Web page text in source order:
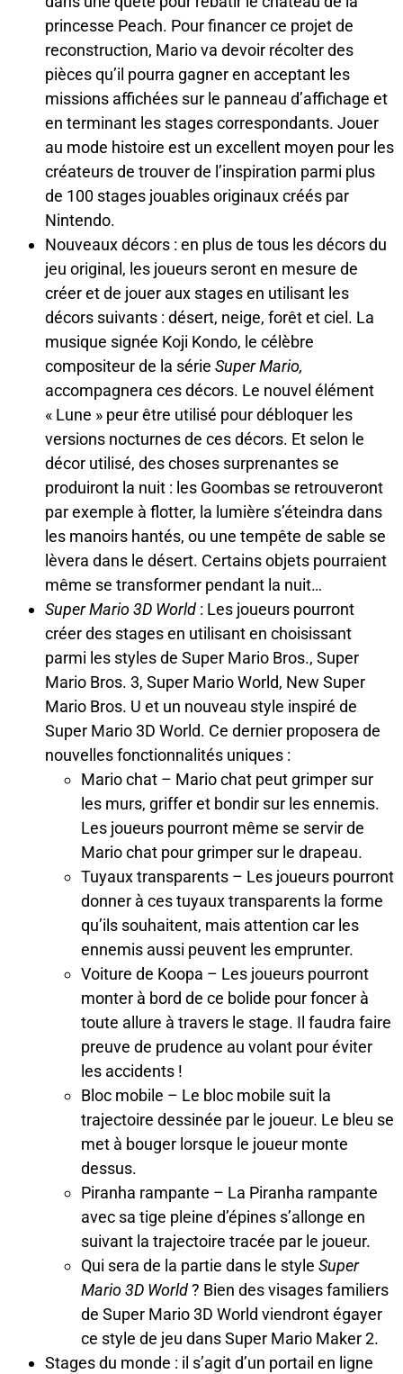
princesse Peach. Pour financer ce projet de
reconstruction, Mario va devoir récolter des
pièces qu’il pourra gagner en acceptant les
missions affichées sur le panneau d’affichage et
en terminant les stages correspondants. Jouer
au mode histoire est un excellent moyen pour les
créateurs de trouver de l’inspiration parmi plus
de 100 stages jouables originaux créés par
Nintendo.
Nouveaux décors : en plus de tous les décors du
jeu original, les joueurs seront en mesure de
créer et de jouer aux stages en utilisant les
décors suivants : désert, neige, forêt et ciel. La
musique signée Koji Kondo, le célèbre
compositeur de la série Super Mario,
accompagnera ces décors. Le nouvel élément
« Lune » peur être utilisé pour débloquer les
versions nocturnes de ces décors. Et selon le
décor utilisé, des choses surprenantes se
produiront la nuit : les Goombas se retrouveront
par exemple à flotter, la lumière s’éteindra dans
les manoirs hantés, ou une tempête de sable se
lèvera dans le désert. Certains objets pourraient
même se transformer pendant la nuit…
Super Mario 3D World : Les joueurs pourront
créer des stages en utilisant en choisissant
parmi les styles de Super Mario Bros., Super
Mario Bros. 3, Super Mario World, New Super
Mario Bros. U et un nouveau style inspiré de
Super Mario 3D World. Ce dernier proposera de
nouvelles fonctionnalités uniques :
Mario chat – Mario chat peut grimper sur
les murs, griffer et bondir sur les ennemis.
Les joueurs pourront même se servir de
Mario chat pour grimper sur le drapeau.
Tuyaux transparents – Les joueurs pourront
donner à ces tuyaux transparents la forme
qu’ils souhaitent, mais attention car les
ennemis aussi peuvent les emprunter.
Voiture de Koopa – Les joueurs pourront
monter à bord de ce bolide pour foncer à
toute allure à travers le stage. Il faudra faire
preuve de prudence au volant pour éviter
les accidents !
Bloc mobile – Le bloc mobile suit la
trajectoire dessinée par le joueur. Le bleu se
met à bouger lorsque le joueur monte
dessus.
Piranha rampante – La Piranha rampante
avec sa tige pleine d’épines s’allonge en
suivant la trajectoire tracée par le joueur.
Qui sera de la partie dans le style Super
Mario 3D World? Bien des visages familiers
de Super Mario 3D World viendront égayer
ce style de jeu dans Super Mario Maker 2.
Stages du monde : il s’agit d’un portail en ligne